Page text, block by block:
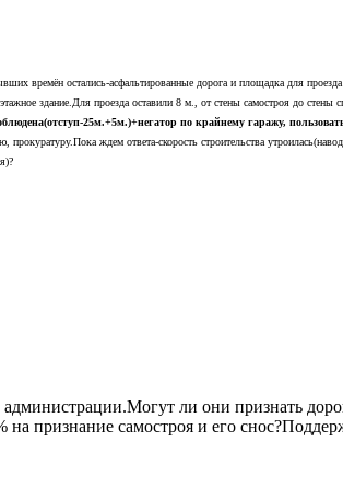
времён остались-асфальтированные дорога и площадка для
здание.Для проезда оставили 8 м., от стены самостроя до стены
25м.+5м.)+негатор по крайнему гаражу,
ждем ответа-скорость строительства
ли они признать
признание самостроя и его